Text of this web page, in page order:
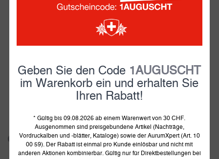
1 2
3
Gift-It GeschenkSet Numismatik, vierteilig
Geben Sie den Code 1AUGUSCHT
im Warenkorb ein und erhalten Sie
Ihren Rabatt!
* Gültig bis 09.08.2026 ab einem Warenwert von 30 CHF.
Ausgenommen sind preisgebundene Artikel (Nachträge,
Vordruckalben und -blätter, Kataloge) sowie der AurumXpert (Art. 10
00 59). Der Rabatt ist einmal pro Kunde einlösbar und nicht mit
anderen Aktionen kombinierbar. Gültig nur für Direktbestellungen bei